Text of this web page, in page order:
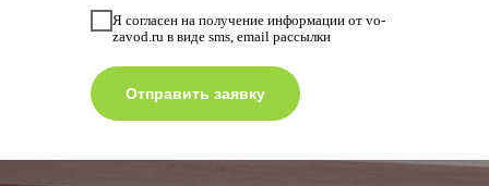
Я согласен на получение информации от vo-
zavod.ru в виде sms, email рассылки
Отправить заявку